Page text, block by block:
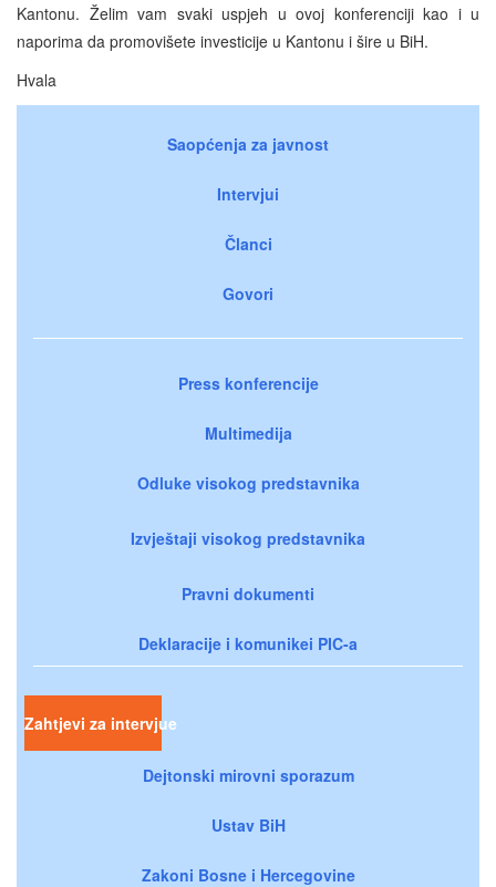
Kantonu. Želim vam svaki uspjeh u ovoj konferenciji kao i u
naporima da promovišete investicije u Kantonu i šire u BiH.
Hvala
Saopćenja za javnost
Intervjui
Članci
Govori
Press konferencije
Multimedija
Odluke visokog predstavnika
Izvještaji visokog predstavnika
Pravni dokumenti
Deklaracije i komunikei PIC-a
Zahtjevi za intervjue
Dejtonski mirovni sporazum
Ustav BiH
Zakoni Bosne i Hercegovine